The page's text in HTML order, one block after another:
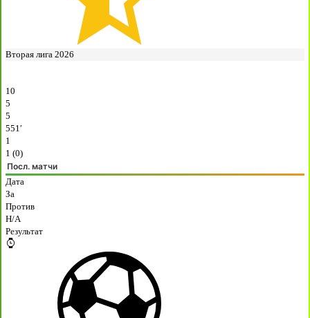
Вторая лига 2026
10
5
5
551′
1
1 (0)
Посл. матчи
Дата
За
Против
H/A
Результат